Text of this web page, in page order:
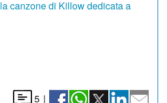
la canzone di Killow dedicata a
5 |